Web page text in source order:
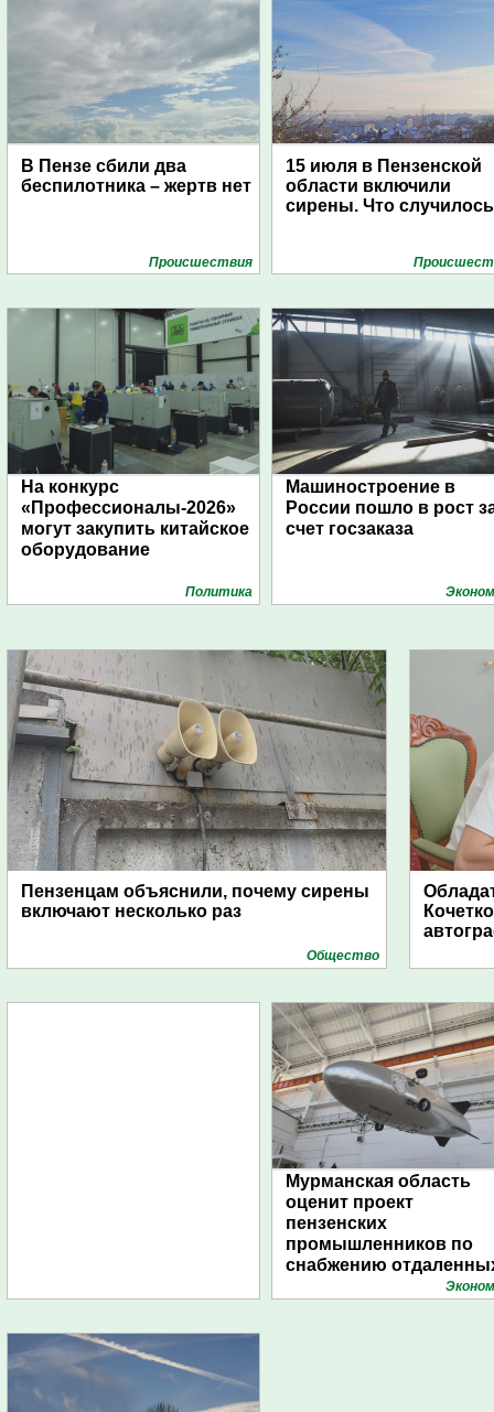
В Пензе сбили два
беспилотника – жертв нет
Проиcшествия
15 июля в Пензенской
области включили
сирены. Что
На конкурс
«Профессионалы-2026»
могут закупить китайское
оборудование
Политика
Машиностроение в
России пошло в рост
счет госзаказа
Пензенцам объяснили, почему сирены
включают несколько раз
Общество
Мурманская область
оценит проект
пензенских
промышленников по
снабжению
поселений с помощью